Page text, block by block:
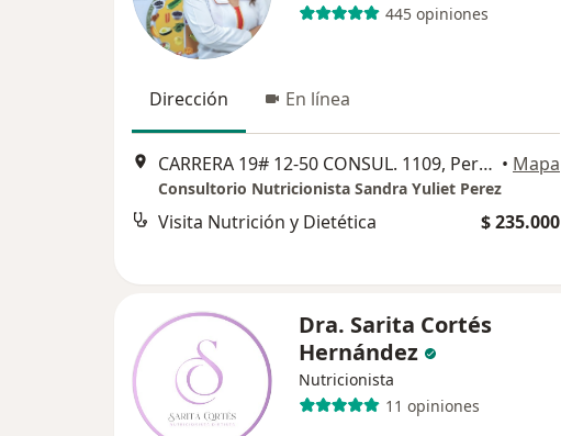
445 opiniones
Dirección En línea
CARRERA 19# 12-50 CONSUL. 1109, Pereira • Mapa
Consultorio Nutricionista Sandra Yuliet Perez
Visita Nutrición y Dietética $ 235.000
Dra. Sarita Cortés
Hernández
Nutricionista
11 opiniones